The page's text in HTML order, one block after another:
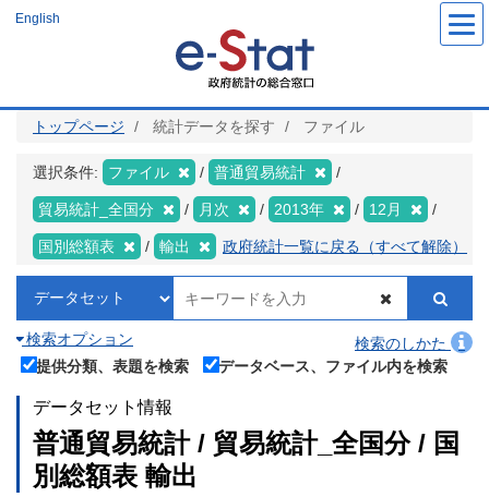
ツ
English
トップページ 統計データを探す ファイル
選択条件: ファイル 普通貿易統計
貿易統計_全国分 月次 2013年 12月
国別総額表 輸出 政府統計一覧に戻る（すべて解除）
検索オプション
検索のしかた
提供分類、表題を検索
データベース、ファイル内を検索
データセット情報
普通貿易統計 / 貿易統計_全国分 / 国
別総額表 輸出